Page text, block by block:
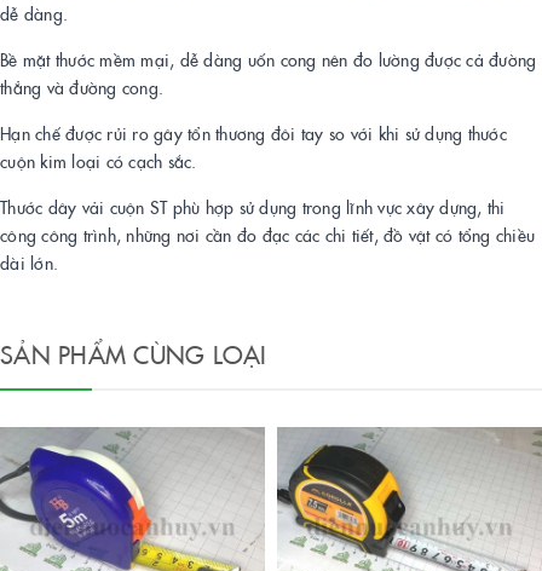
dễ dàng.
Bề mặt thước mềm mại, dễ dàng uốn cong nên đo lường được cả đường
thẳng và đường cong.
Hạn chế được rủi ro gây tổn thương đôi tay so với khi sử dụng thước
cuộn kim loại có cạch sắc.
Thước dây vải cuộn ST phù hợp sử dụng trong lĩnh vực xây dựng, thi
công công trình, những nơi cần đo đạc các chi tiết, đồ vật có tổng chiều
dài lớn.
SẢN PHẨM CÙNG LOẠI